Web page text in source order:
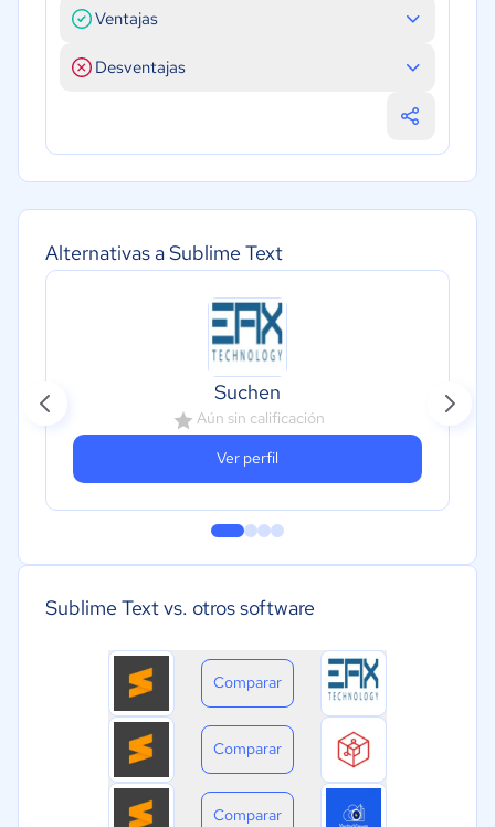
Alternativas a Sublime Text
Suchen
Aún sin calificación
Ver perfil
Sublime Text vs. otros software
Comparar
Comparar
Comparar
Ventajas
Desventajas